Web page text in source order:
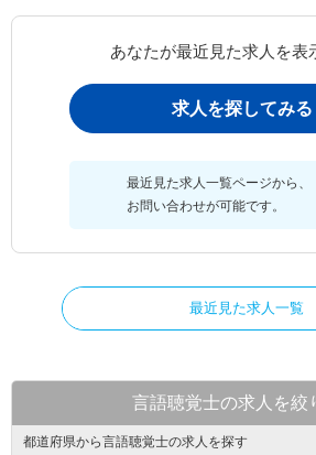
あなたが最近見た求人を表
求人を探してみる
最近見た求人一覧ページから、
お問い合わせが可能です。
最近見た求人一覧
言語聴覚士の求人を絞
都道府県から言語聴覚士の求人を探す